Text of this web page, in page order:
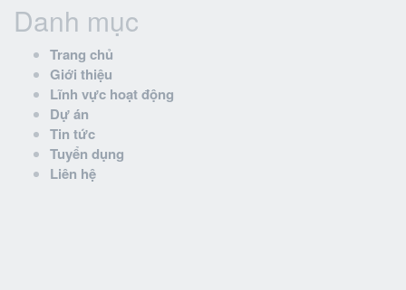
Danh mục
Trang chủ
Giới thiệu
Lĩnh vực hoạt động
Dự án
Tin tức
Tuyển dụng
Liên hệ